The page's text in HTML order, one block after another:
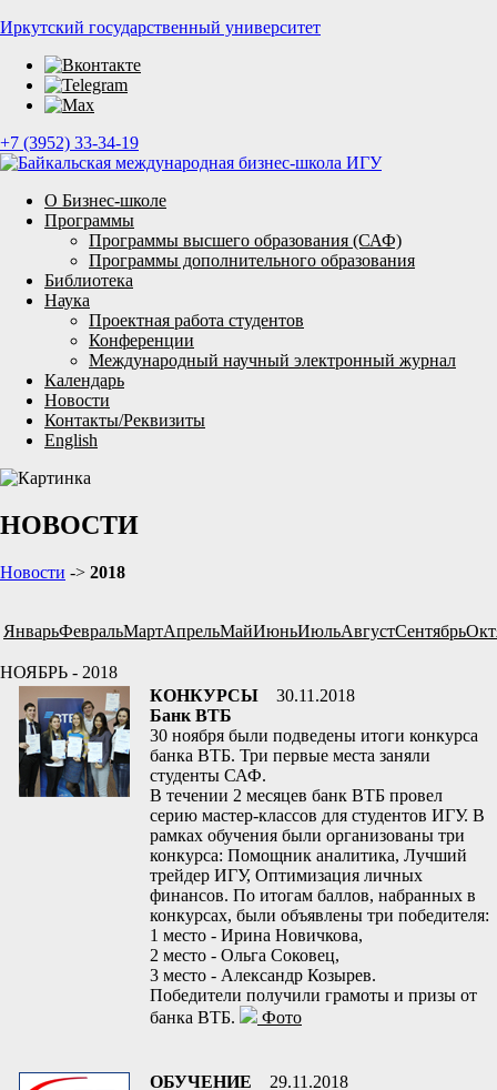
Иркутский государственный университет
+7 (3952) 33-34-19
О Бизнес-школе
Программы
Программы высшего образования (САФ)
Программы дополнительного образования
Библиотека
Наука
Проектная работа студентов
Конференции
Международный научный электронный журнал
Календарь
Новости
Контакты/Реквизиты
English
НОВОСТИ
Новости -> 2018
ЯнварьФевральМартАпрельМайИюньИюльАвгустСентябрь
НОЯБРЬ - 2018
КОНКУРСЫ
30.11.2018
Банк ВТБ
30 ноября были подведены итоги конкурса
банка ВТБ. Три первые места заняли
студенты САФ.
В течении 2 месяцев банк ВТБ провел
серию мастер-классов для студентов ИГУ. В
рамках обучения были организованы три
конкурса: Помощник аналитика, Лучший
трейдер ИГУ, Оптимизация личных
финансов. По итогам баллов, набранных в
конкурсах, были объявлены три победителя:
1 место - Ирина Новичкова,
2 место - Ольга Соковец,
3 место - Александр Козырев.
Победители получили грамоты и призы от
банка ВТБ.
Фото
ОБУЧЕНИЕ
29.11.2018